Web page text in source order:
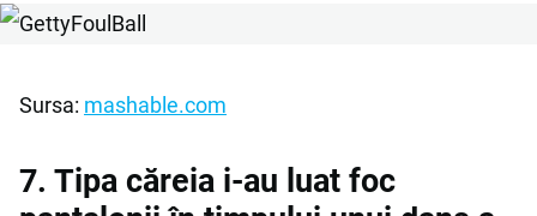
Sursa: mashable.com
7. Tipa căreia i-au luat foc